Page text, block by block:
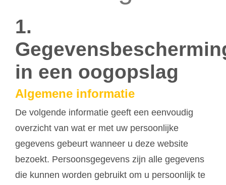
1.
in een oogopslag
Algemene informatie
De volgende informatie geeft een eenvoudig
overzicht van wat er met uw persoonlijke
gegevens gebeurt wanneer u deze website
bezoekt. Persoonsgegevens zijn alle gegevens
die kunnen worden gebruikt om u persoonlijk te